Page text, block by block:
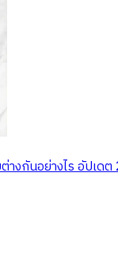
างกันอย่างไร อัปเด